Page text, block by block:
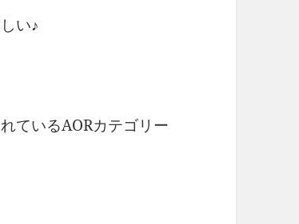
い♪
ているAORカテゴリー